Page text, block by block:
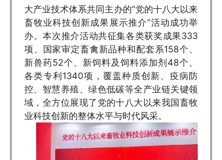
大产业技术体系共同主办的“党的十八大以来
畜牧业科技创新成果展示推介”活动成功举
办。本次推介活动共征集各类获奖成果333
项、国家审定畜禽新品种和配套系158个、
新兽药52个、新饲料及饲料添加剂48个、
各类专利1340项，覆盖种质创新、疫病防
控、智慧养殖、绿色低碳等全产业链关键领
域，全方位展现了党的十八大以来我国畜牧
业科技创新的整体水平与时代风采。